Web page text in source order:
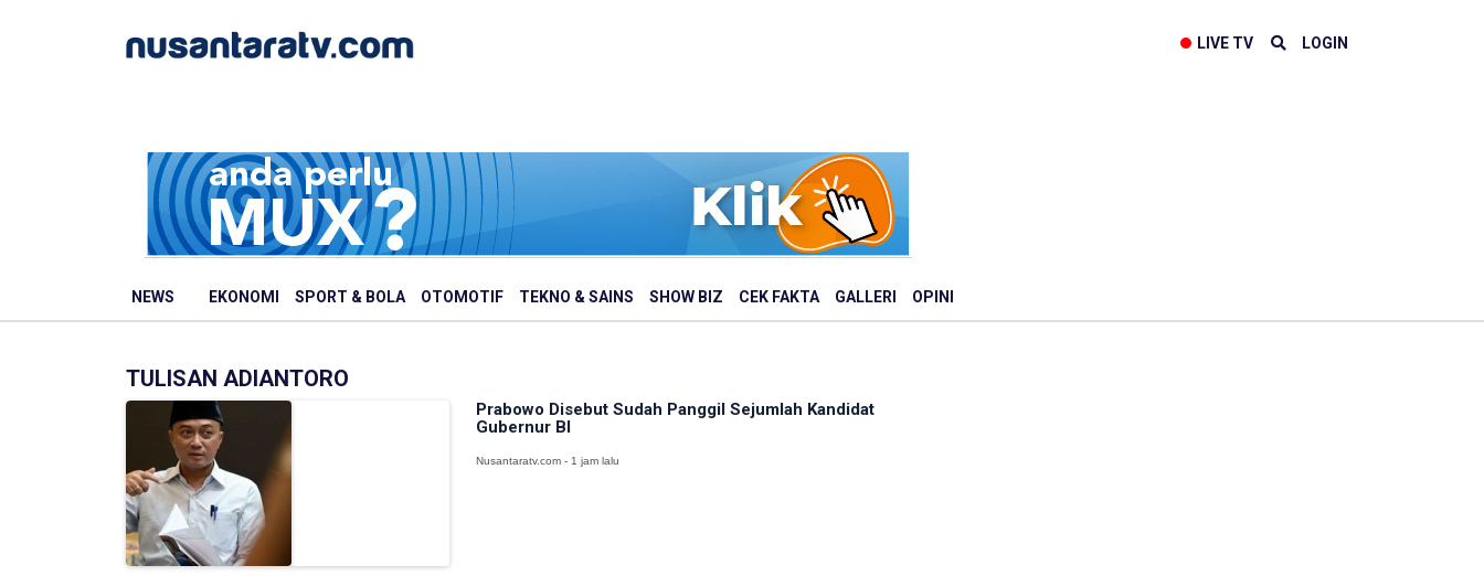
LIVE TV LOGIN
NEWS EKONOMI SPORT & BOLA OTOMOTIF TEKNO & SAINS SHOW BIZ CEK FAKTA GALLERI OPINI
TULISAN ADIANTORO
Prabowo Disebut Sudah Panggil Sejumlah Kandidat
Gubernur BI
Nusantaratv.com - 1 jam lalu